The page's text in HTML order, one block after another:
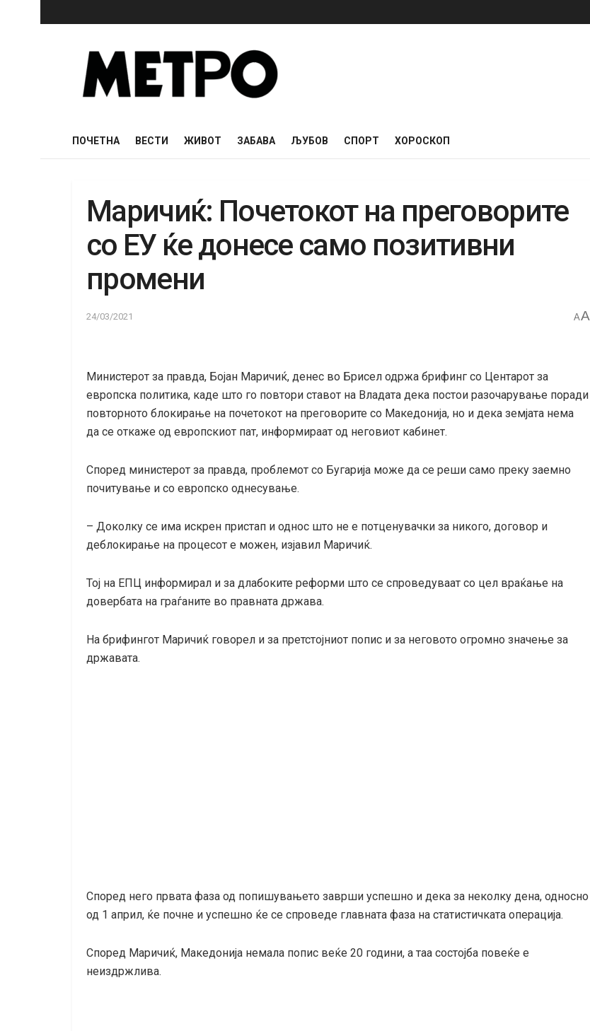
ПОЧЕТНА ВЕСТИ ЖИВОТ ЗАБАВА ЉУБОВ СПОРТ ХОРОСКОП
Маричиќ: Почетокот на преговорите
со ЕУ ќе донесе само позитивни
промени
24/03/2021 AA
Министерот за правда, Бојан Маричиќ, денес во Брисел одржа брифинг со Центарот за
европска политика, каде што го повтори ставот на Владата дека постои разочарување поради
повторното блокирање на почетокот на преговорите со Македонија, но и дека земјата нема
да се откаже од европскиот пат, информираат од неговиот кабинет.
Според министерот за правда, проблемот со Бугарија може да се реши само преку заемно
почитување и со европско однесување.
– Доколку се има искрен пристап и однос што не е потценувачки за никого, договор и
деблокирање на процесот е можен, изјавил Маричиќ.
Тој на ЕПЦ информирал и за длабоките реформи што се спроведуваат со цел враќање на
довербата на граѓаните во правната држава.
На брифингот Маричиќ говорел и за претстојниот попис и за неговото огромно значење за
државата.
Според него првата фаза од попишувањето заврши успешно и дека за неколку дена, односно
од 1 април, ќе почне и успешно ќе се спроведе главната фаза на статистичката операција.
Според Маричиќ, Македонија немала попис веќе 20 години, а таа состојба повеќе е
неиздржлива.